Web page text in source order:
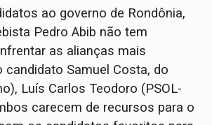
ao governo de Rondônia,
Pedro Abib não tem
as alianças mais
candidato Samuel Costa, do
Luís Carlos Teodoro (PSOL-
carecem de recursos para o